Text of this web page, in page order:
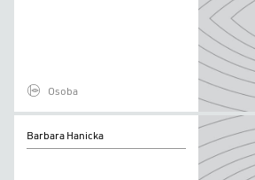
Osoba
Hanicka
Barbara Hanicka